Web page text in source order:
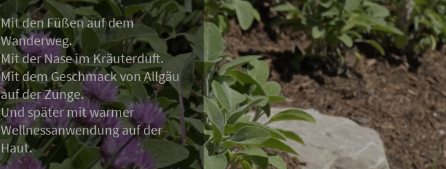
Mit den Füßen auf dem
Wanderweg.
Mit der Nase im Kräuterduft.
Mit dem Geschmack von Allgäu
auf der Zunge.
Und später mit warmer
Wellnessanwendung auf der
Haut.